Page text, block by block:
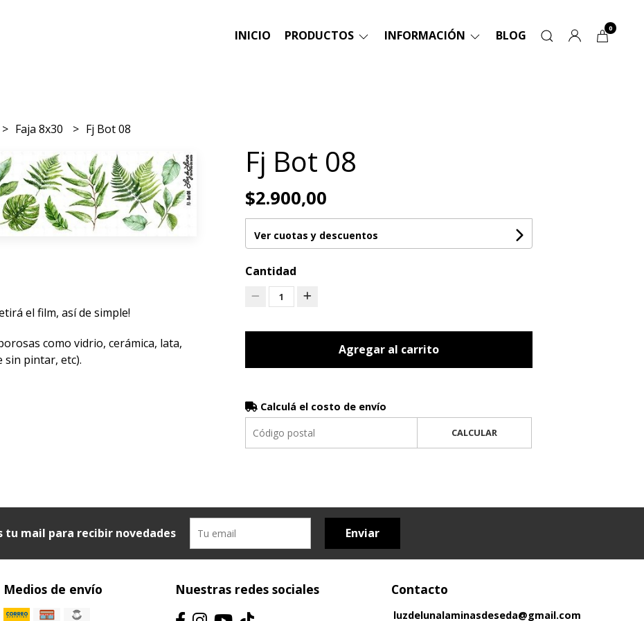
INICIO PRODUCTOS INFORMACIÓN BLOG 0
Faja 8x30 Fj Bot 08
el film, así de simple!
como vidrio, cerámica, lata,
pintar, etc).
Fj Bot 08
$2.900,00
Ver cuotas y descuentos
Cantidad
1
Agregar al carrito
Calculá el costo de envío
CALCULAR
tu mail para recibir novedades Enviar
Medios de envío Nuestras redes sociales Contacto
luzdelunalaminasdeseda@gmail.com